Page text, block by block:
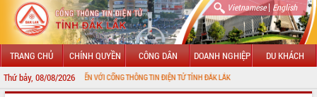
Vietnamese| English
TRANG CHỦ CHÍNH QUYỀN CÔNG DÂN DOANH NGHIỆP DU KHÁCH
Thứ bảy, 08/08/2026
CHÀO MỪNG ĐẾN VỚI CỔNG THÔNG TIN ĐIỆN TỬ TỈNH ĐẮK LẮK